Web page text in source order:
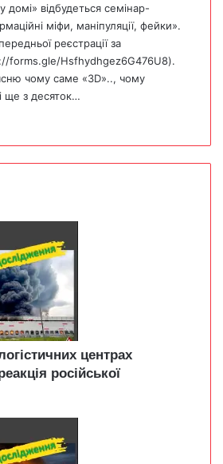
відбудеться семінар-
міфи, маніпуляції, фейки».
реєстрації за
forms.gle/Hsfhydhgez6G476U8).
чому саме «3D».., чому
ще з десяток…
центрах
російської